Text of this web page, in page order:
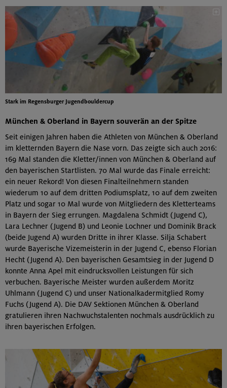
Stark im Regensburger Jugendbouldercup
München & Oberland in Bayern souverän an der Spitze
Seit einigen Jahren haben die Athleten von München & Oberland
im kletternden Bayern die Nase vorn. Das zeigte sich auch 2016:
169 Mal standen die Kletter/innen von München & Oberland auf
den bayerischen Startlisten. 70 Mal wurde das Finale erreicht:
ein neuer Rekord! Von diesen Finalteilnehmern standen
wiederum 10 auf dem dritten Podiumsplatz, 10 auf dem zweiten
Platz und sogar 10 Mal wurde von Mitgliedern des Kletterteams
in Bayern der Sieg errungen. Magdalena Schmidt (Jugend C),
Lara Lechner (Jugend B) und Leonie Lochner und Dominik Brack
(beide Jugend A) wurden Dritte in ihrer Klasse. Silja Schabert
wurde Bayerische Vizemeisterin in der Jugend C, ebenso Florian
Hecht (Jugend A). Den bayerischen Gesamtsieg in der Jugend D
konnte Anna Apel mit eindrucksvollen Leistungen für sich
verbuchen. Bayerische Meister wurden außerdem Moritz
Uhlmann (Jugend C) und unser Nationalkadermitglied Romy
Fuchs (Jugend A). Die DAV Sektionen München & Oberland
gratulieren ihren Nachwuchstalenten nochmals ausdrücklich zu
ihren bayerischen Erfolgen.